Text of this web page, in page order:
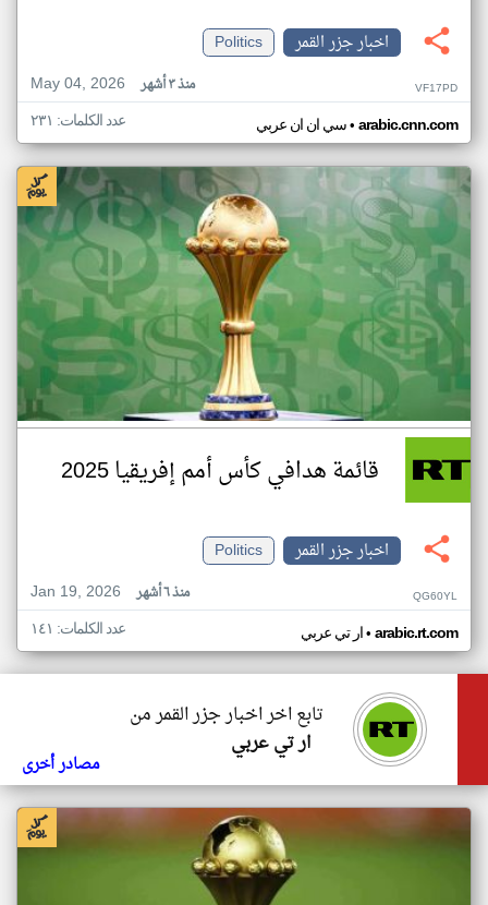
اخبار جزر القمر
Politics
May 04, 2026
منذ ٣ أشهر VF17PD
سي ان ان عربي• arabic.cnn.com عدد الكلمات: ٢٣١
قائمة هدافي كأس أمم إفريقيا 2025
اخبار جزر القمر
Politics
Jan 19, 2026
منذ ٦ أشهر QG60YL
ار تي عربي• arabic.rt.com عدد الكلمات: ١٤١
تابع اخر اخبار جزر القمر من
ار تي عربي
مصادر أخرى